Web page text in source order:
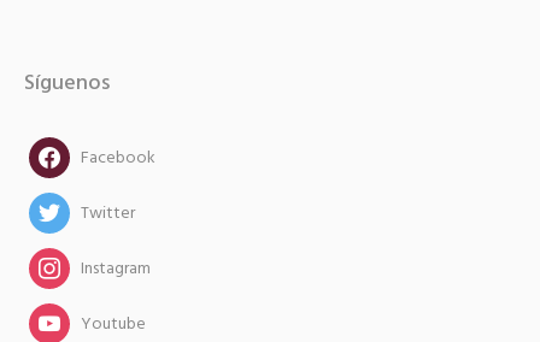
Síguenos
facebookFacebook
twitterTwitter
instagramInstagram
instagramYoutube